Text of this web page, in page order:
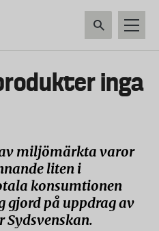
inga
miljömärkta varor
liten i
konsumtionen
gjord på uppdrag av